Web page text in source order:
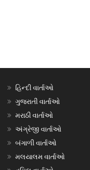
હિન્દી વાર્તાઓ
ગુજરાતી વાર્તાઓ
મરાઠી વાર્તાઓ
અંગ્રેજી વાર્તાઓ
બંગાળી વાર્તાઓ
મલયાલમ વાર્તાઓ